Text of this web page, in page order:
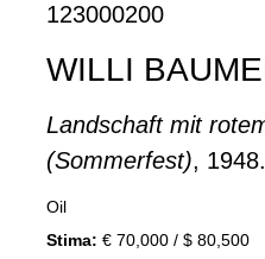
123000200
WILLI
Landschaft mit
(Sommerfest), 1948.
Oil
Stima: € 70,000 / $ 80,500